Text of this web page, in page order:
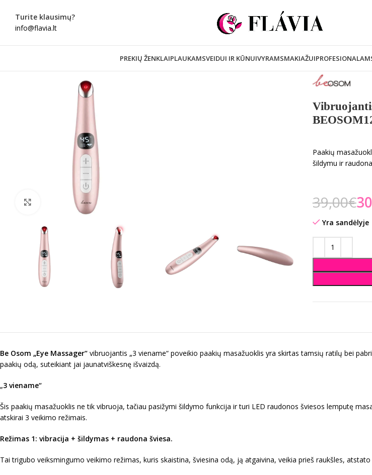
Turite klausimų?
info@flavia.lt
PREKIŲ ŽENKLAIPLAUKAMSVEIDUI IR KŪNUIVYRAMSMAKIAŽUI
Spustelėkite norėdami padidinti
Paakių
šildymu ir
39,00€
Yra sandėlyje
Be Osom „Eye Massager“ vibruojantis „3 viename“ poveikio paakių masažuoklis yra skirtas tamsių ratilų bei
paakių odą, suteikiant jai jaunatviškesnę išvaizdą.
„3 viename“
Šis paakių masažuoklis ne tik vibruoja, tačiau pasižymi šildymo funkcija ir turi LED raudonos šviesos lemputę
atskirai 3 veikimo režimais.
Režimas 1: vibracija + šildymas + raudona šviesa.
Tai trigubo veiksmingumo veikimo režimas, kuris skaistina, šviesina odą, ją atgaivina, veikia prieš raukšles,